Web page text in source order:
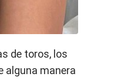
de toros, los
alguna manera